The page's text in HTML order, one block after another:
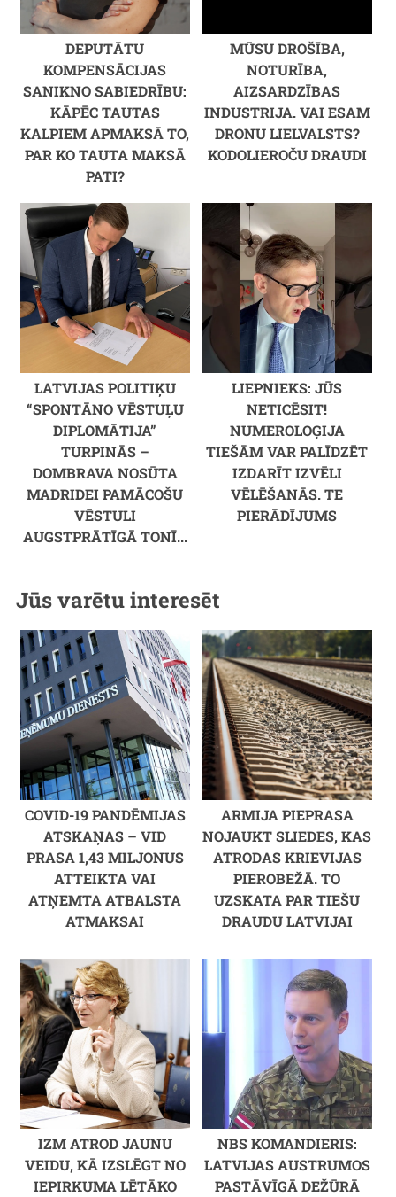
DEPUTĀTU
KOMPENSĀCIJAS
SANIKNO SABIEDRĪBU:
KĀPĒC TAUTAS
KALPIEM APMAKSĀ TO,
PAR KO TAUTA MAKSĀ
PATI?
MŪSU DROŠĪBA,
NOTURĪBA,
AIZSARDZĪBAS
INDUSTRIJA. VAI ESAM
DRONU LIELVALSTS?
KODOLIEROČU DRAUDI
LATVIJAS POLITIĶU
“SPONTĀNO VĒSTUĻU
DIPLOMĀTIJA”
TURPINĀS –
DOMBRAVA NOSŪTA
MADRIDEI PAMĀCOŠU
VĒSTULI
AUGSTPRĀTĪGĀ TONĪ...
LIEPNIEKS: JŪS
NETICĒSIT!
NUMEROLOĢIJA
TIEŠĀM VAR PALĪDZĒT
IZDARĪT IZVĒLI
VĒLĒŠANĀS. TE
PIERĀDĪJUMS
Jūs varētu interesēt
COVID-19 PANDĒMIJAS
ATSKAŅAS – VID
PRASA 1,43 MILJONUS
ATTEIKTA VAI
ATŅEMTA ATBALSTA
ATMAKSAI
ARMIJA PIEPRASA
NOJAUKT SLIEDES, KAS
ATRODAS KRIEVIJAS
PIEROBEŽĀ. TO
UZSKATA PAR TIEŠU
DRAUDU LATVIJAI
IZM ATROD JAUNU
VEIDU, KĀ IZSLĒGT NO
IEPIRKUMA LĒTĀKO
NBS KOMANDIERIS:
LATVIJAS AUSTRUMOS
PASTĀVĪGĀ DEŽŪRĀ